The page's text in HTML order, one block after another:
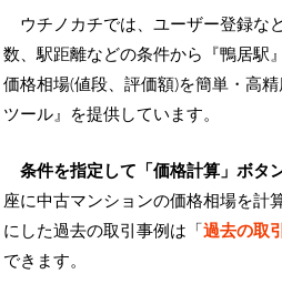
ウチノカチでは、ユーザー登録な
数、駅距離などの条件から『鴨居駅
価格相場(値段、評価額)を簡単・高
ツール』を提供しています。
条件を指定して「価格計算」ボタ
座に中古マンションの価格相場を計
にした過去の取引事例は「過去の取
できます。